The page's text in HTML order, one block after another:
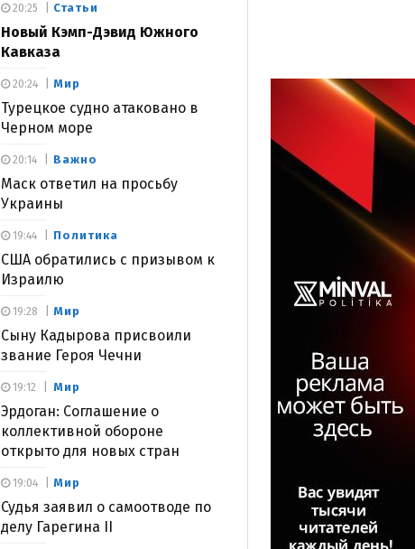
Статьи
Новый Кэмп-Дэвид Южного
Кавказа
20:25
Мир
Турецкое судно атаковано в
Черном море
20:24
Важно
Маск ответил на просьбу
Украины
20:14
Политика
США обратились с призывом к
Израилю
19:44
Мир
Сыну Кадырова присвоили
звание Героя Чечни
19:28
Мир
Эрдоган: Соглашение о
коллективной обороне
открыто для новых стран
19:12
Мир
Судья заявил о самоотводе по
делу Гарегина II
19:04